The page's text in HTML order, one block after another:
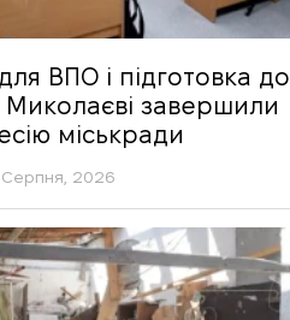
ВПО і підготовка до
Миколаєві завершили
міськради
Серпня, 2026